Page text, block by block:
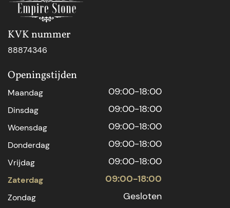
KVK nummer
88874346
Openingstijden
Maandag 09:00-18:00
Dinsdag 09:00-18:00
Woensdag 09:00-18:00
Donderdag 09:00-18:00
Vrijdag 09:00-18:00
Zaterdag 09:00-18:00
Zondag Gesloten